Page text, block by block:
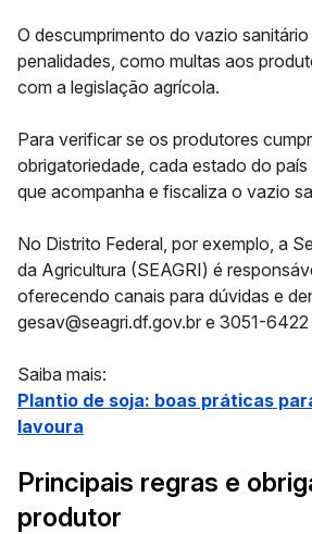
O descumprimento do vazio
penalidades, como multas aos
com a legislação agrícola.
Para verificar se os produtores
obrigatoriedade, cada estado do
que acompanha e fiscaliza o vazio
No Distrito Federal, por exemplo, a
da Agricultura (SEAGRI) é
oferecendo canais para dúvidas e
gesav@seagri.df.gov.br e 3051-
Saiba mais:
Plantio de soja: boas práticas
lavoura
Principais regras e
produtor